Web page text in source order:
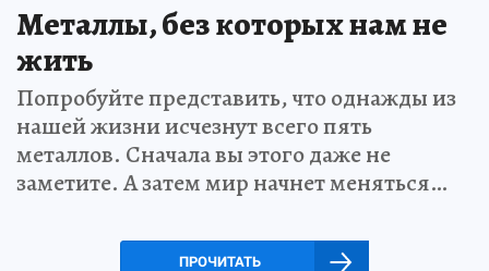
Металлы, без которых нам не
жить
Попробуйте представить, что однажды из
нашей жизни исчезнут всего пять
металлов. Сначала вы этого даже не
заметите. А затем мир начнет меняться…
ПРОЧИТАТЬ